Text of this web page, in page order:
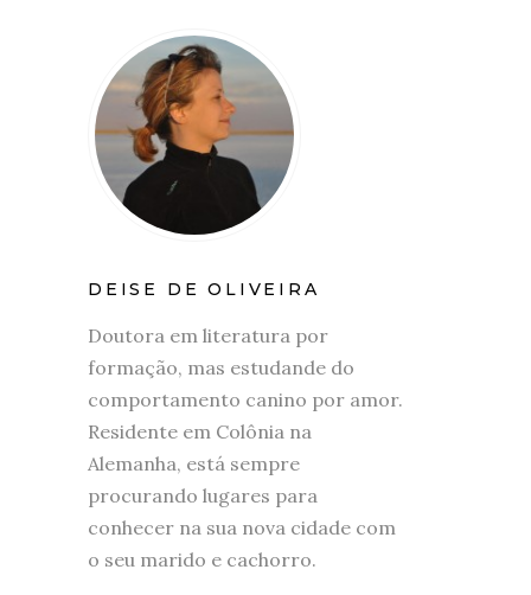
DEISE DE OLIVEIRA
Doutora em literatura por
formação, mas estudande do
comportamento canino por amor.
Residente em Colônia na
Alemanha, está sempre
procurando lugares para
conhecer na sua nova cidade com
o seu marido e cachorro.